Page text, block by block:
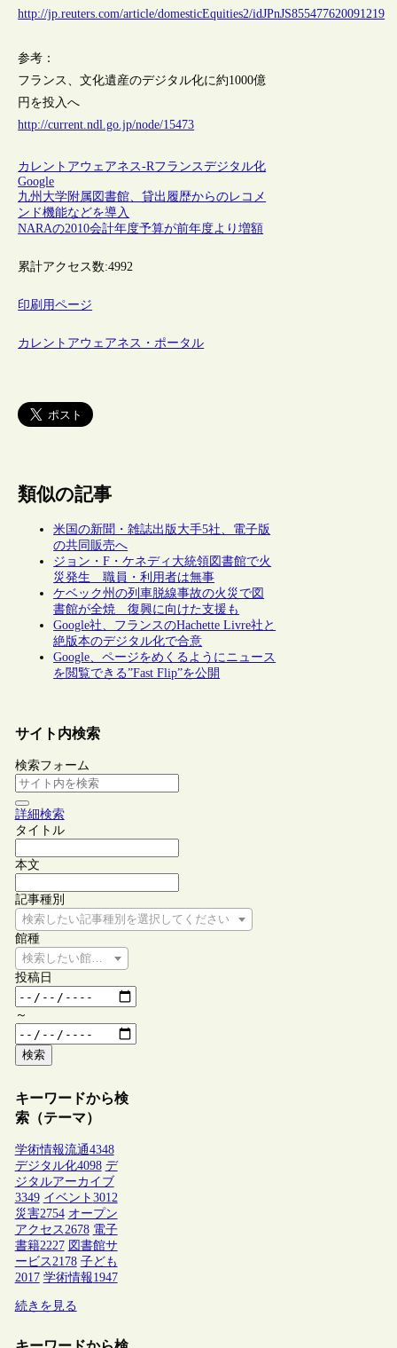
http://jp.reuters.com/article/domesticEquities2/idJPnJS855477620091219
参考：
フランス、文化遺産のデジタル化に約1000億
円を投入へ
http://current.ndl.go.jp/node/15473
カレントアウェアネス-Rフランスデジタル化
Google
九州大学附属図書館、貸出履歴からのレコメ
ンド機能などを導入
NARAの2010会計年度予算が前年度より増額
累計アクセス数:4992
印刷用ページ
カレントアウェアネス・ポータル
類似の記事
米国の新聞・雑誌出版大手5社、電子版
の共同販売へ
ジョン・F・ケネディ大統領図書館で火
災発生 職員・利用者は無事
ケベック州の列車脱線事故の火災で図
書館が全焼 復興に向けた支援も
Google社、フランスのHachette Livre社と
絶版本のデジタル化で合意
Google、ページをめくるようにニュース
を閲覧できる”Fast Flip”を公開
サイト内検索
検索フォーム
詳細検索
タイトル
本文
記事種別
検索したい記事種別を選択してください
館種
検索したい館種を選択してください
投稿日
～
検索
キーワードから検
索（テーマ）
学術情報流通4348
デジタル化4098 デ
ジタルアーカイブ
3349 イベント 3012
災害2754 オープン
アクセス2678 電子
書籍2227 図書館サ
ービス2178 子ども
2017 学術情報1947
続きを見る